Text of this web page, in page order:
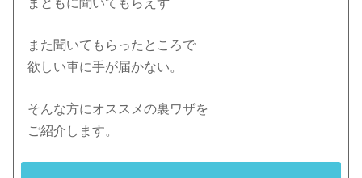
また聞いてもらったところで
欲しい車に手が届かない。
そんな方にオススメの裏ワザを
ご紹介します。